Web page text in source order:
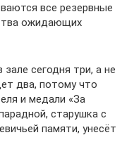
все резервные
ожидающих
сегодня три, а не
два, потому что
и медали «За
старушка с
памяти, унесёт